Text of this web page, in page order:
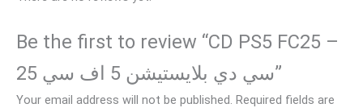
Be the first to review “CD PS5 FC25 –
سي دي بلايستيشن 5 اف سي 25”
Your email address will not be published. Required fields are